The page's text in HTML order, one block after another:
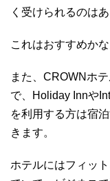
く受けられるのは
これはおすすめかな
また、CROWNホ
で、Holiday Innや
を利用する方は宿
きます。
ホテルにはフィッ